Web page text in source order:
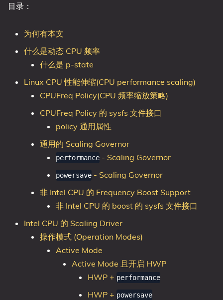
目录：
为何有本文
什么是动态 CPU 频率
什么是 p-state
Linux CPU 性能伸缩(CPU performance scaling)
CPUFreq Policy(CPU 频率缩放策略)
CPUFreq Policy 的 sysfs 文件接口
policy 通用属性
通用的 Scaling Governor
performance - Scaling Governor
powersave - Scaling Governor
非 Intel CPU 的 Frequency Boost Support
非 Intel CPU 的 boost 的 sysfs 文件接口
Intel CPU 的 Scaling Driver
操作模式 (Operation Modes)
Active Mode
Active Mode 且开启 HWP
HWP + performance
HWP + powersave